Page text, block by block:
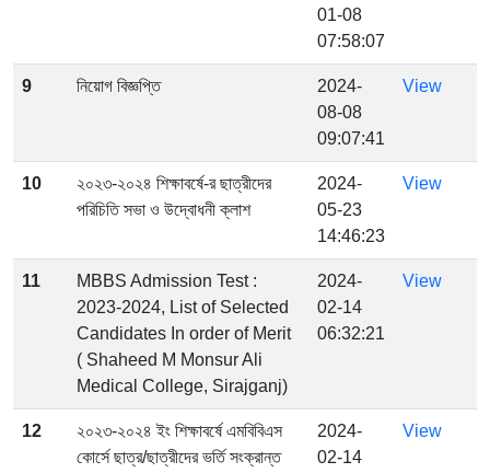
01-08
07:58:07
9 নিয়োগ বিজ্ঞপ্তি
2024-
08-08
09:07:41
View
10
২০২৩-২০২৪ শিক্ষাবর্ষে-র ছাত্রীদের
পরিচিতি সভা ও উদ্বোধনী ক্লাশ
2024-
05-23
14:46:23
View
11
MBBS Admission Test :
2023-2024, List of Selected
Candidates In order of Merit
( Shaheed M Monsur Ali
Medical College, Sirajganj)
2024-
02-14
06:32:21
View
12
২০২৩-২০২৪ ইং শিক্ষাবর্ষে এমবিবিএস
কোর্সে ছাত্র/ছাত্রীদের ভর্তি সংক্রান্ত
2024-
02-14
View